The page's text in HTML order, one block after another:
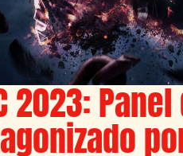
2023: